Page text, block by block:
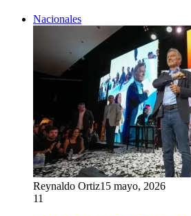
Nacionales
Reynaldo Ortiz15 mayo, 2026
11